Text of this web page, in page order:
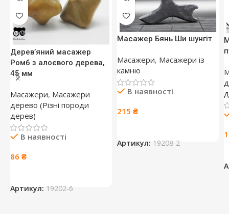
Дерев’яний масажер
Ромб з алоєвого дерева,
45 мм
Масажери, Масажери
дерево (Різні породи
дерев)
В наявності
86 ₴
Артикул: 19202-6
Масажер Бянь Ши шунгіт
Масажери, Масажери із
камню
В наявності
215 ₴
Артикул: 19208-2